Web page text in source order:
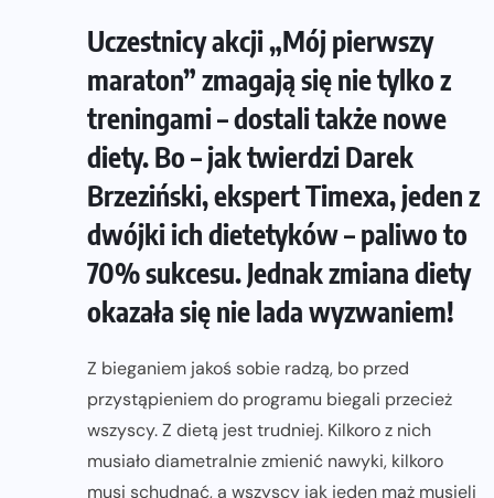
Uczestnicy akcji „Mój pierwszy
maraton” zmagają się nie tylko z
treningami – dostali także nowe
diety. Bo – jak twierdzi Darek
Brzeziński, ekspert Timexa, jeden z
dwójki ich dietetyków – paliwo to
70% sukcesu. Jednak zmiana diety
okazała się nie lada wyzwaniem!
Z bieganiem jakoś sobie radzą, bo przed
przystąpieniem do programu biegali przecież
wszyscy. Z dietą jest trudniej. Kilkoro z nich
musiało diametralnie zmienić nawyki, kilkoro
musi schudnąć, a wszyscy jak jeden mąż musieli